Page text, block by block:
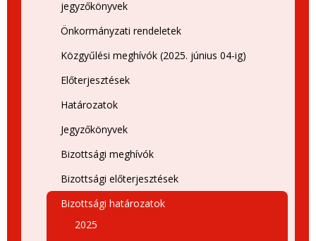
jegyzőkönyvek
Önkormányzati rendeletek
Közgyűlési meghívók (2025. június 04-ig)
Előterjesztések
Határozatok
Jegyzőkönyvek
Bizottsági meghívók
Bizottsági előterjesztések
Bizottsági határozatok
2025